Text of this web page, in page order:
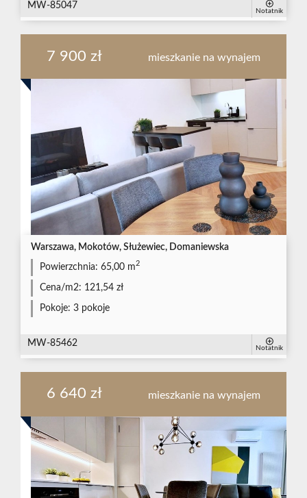
MW-85047
Notatnik
7 900 zł mieszkanie na wynajem
Warszawa, Mokotów, Służewiec, Domaniewska
Powierzchnia: 65,00 m2
Cena/m2: 121,54 zł
Pokoje: 3 pokoje
MW-85462
Notatnik
6 640 zł mieszkanie na wynajem